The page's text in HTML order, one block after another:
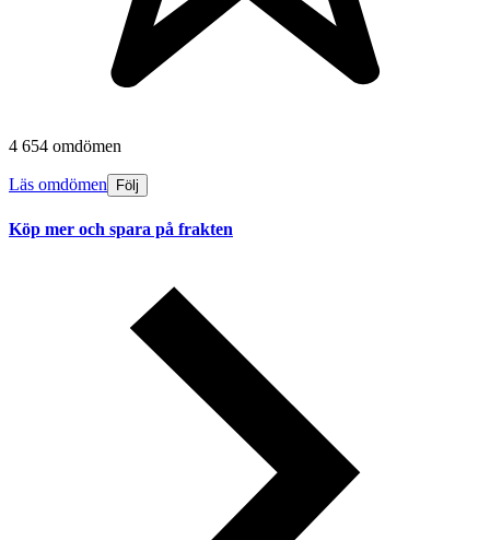
4 654 omdömen
Läs omdömen Följ
Köp mer och spara på frakten